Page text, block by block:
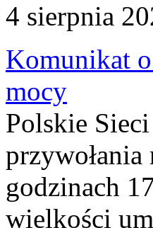
4 sierpnia
Komunikat
mocy
Polskie
godzinach
wielkości